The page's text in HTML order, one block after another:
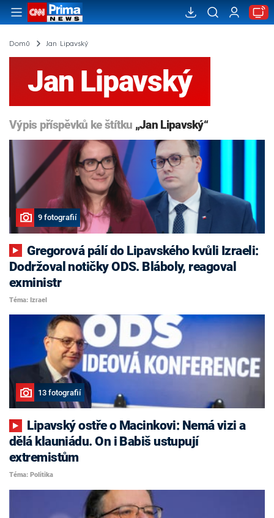
Domů Jan Lipavský
Jan Lipavský
Výpis příspěvků ke štítku „Jan Lipavský“
9 fotografií
Gregorová pálí do Lipavského kvůli Izraeli:
Dodržoval notičky ODS. Bláboly, reagoval
exministr
Téma: Izrael
13 fotografií
dělá klauniádu. On i Babiš ustupují
extremistům
Téma: Politika